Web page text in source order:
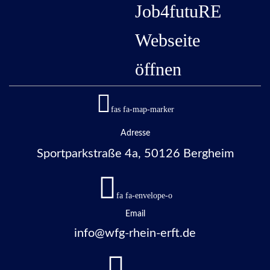
Job4futuRE
Webseite
öffnen
fas fa-map-marker
Adresse
Sportparkstraße 4a, 50126 Bergheim
fa fa-envelope-o
Email
info@wfg-rhein-erft.de